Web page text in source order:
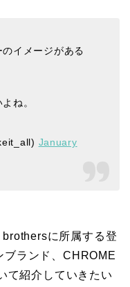
イメージがある
ね。
January
に所属する登
ブランド、CHROME
て紹介していきたい